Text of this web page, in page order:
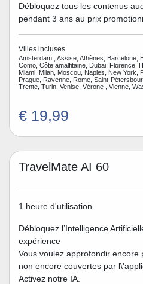
Débloquez tous les contenus
pendant 3 ans au prix
Villes incluses
Amsterdam , Assise, Athènes, Barcelone,
Como, Côte amalfitaine, Dubai, Florence,
Miami, Milan, Moscou, Naples, New York,
Prague, Ravenne, Rome, Saint-
Trente, Turin, Venise, Vérone , Vienne,
€ 19,99
TravelMate AI 60
1 heure d'utilisation
Débloquez l’Intelligence
expérience
Vous voulez approfondir encore
non encore couvertes par
Activez notre IA.